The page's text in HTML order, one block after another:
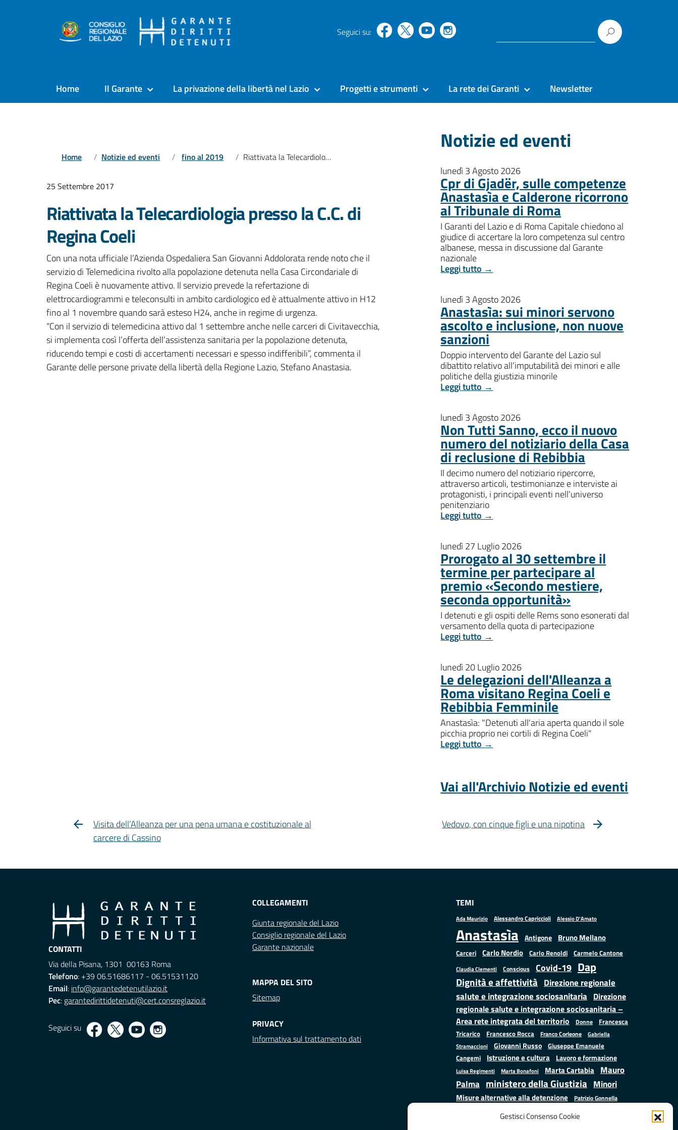
Gestisci Consenso Cookie
Seguici su:
Home Il Garante La privazione della libertà nel Lazio Progetti e strumenti La rete dei Garanti Newsletter
Home Notizie ed eventi fino al 2019 Riattivata la Telecardiologia presso la C.C. di Regina Coeli
25 Settembre 2017
Riattivata la Telecardiologia presso la C.C. di
Regina Coeli
Con una nota ufficiale l’Azienda Ospedaliera San Giovanni Addolorata rende noto che il
servizio di Telemedicina rivolto alla popolazione detenuta nella Casa Circondariale di
Regina Coeli è nuovamente attivo. Il servizio prevede la refertazione di
elettrocardiogrammi e teleconsulti in ambito cardiologico ed è attualmente attivo in H12
fino al 1 novembre quando sarà esteso H24, anche in regime di urgenza.
“Con il servizio di telemedicina attivo dal 1 settembre anche nelle carceri di Civitavecchia,
si implementa così l’offerta dell’assistenza sanitaria per la popolazione detenuta,
riducendo tempi e costi di accertamenti necessari e spesso indifferibili”, commenta il
Garante delle persone private della libertà della Regione Lazio, Stefano Anastasia.
Notizie ed eventi
lunedì 3 Agosto 2026
Cpr di Gjadër, sulle competenze
Anastasìa e Calderone ricorrono
al Tribunale di Roma
I Garanti del Lazio e di Roma Capitale chiedono al
giudice di accertare la loro competenza sul centro
albanese, messa in discussione dal Garante
nazionale
Leggi tutto →
lunedì 3 Agosto 2026
Anastasìa: sui minori servono
ascolto e inclusione, non nuove
sanzioni
Doppio intervento del Garante del Lazio sul
dibattito relativo all’imputabilità dei minori e alle
politiche della giustizia minorile
Leggi tutto →
lunedì 3 Agosto 2026
Non Tutti Sanno, ecco il nuovo
numero del notiziario della Casa
di reclusione di Rebibbia
Il decimo numero del notiziario ripercorre,
attraverso articoli, testimonianze e interviste ai
protagonisti, i principali eventi nell'universo
penitenziario
Leggi tutto →
lunedì 27 Luglio 2026
Prorogato al 30 settembre il
termine per partecipare al
premio «Secondo mestiere,
seconda opportunità»
I detenuti e gli ospiti delle Rems sono esonerati dal
versamento della quota di partecipazione
Leggi tutto →
lunedì 20 Luglio 2026
Le delegazioni dell'Alleanza a
Roma visitano Regina Coeli e
Rebibbia Femminile
Anastasìa: "Detenuti all'aria aperta quando il sole
picchia proprio nei cortili di Regina Coeli"
Leggi tutto →
Vai all'Archivio Notizie ed eventi
Visita dell’Alleanza per una pena umana e costituzionale al
carcere di Cassino
Vedovo, con cinque figli e una nipotina
CONTATTI
Via della Pisana, 1301 00163 Roma
Telefono: +39 06.51686117 - 06.51531120
Email: info@garantedetenutilazio.it
Pec: garantedirittidetenuti@cert.consreglazio.it
Seguici su
COLLEGAMENTI
Giunta regionale del Lazio
Consiglio regionale del Lazio
Garante nazionale
MAPPA DEL SITO
Sitemap
PRIVACY
Informativa sul trattamento dati
TEMI
Ada Maurizio Alessandro Capriccioli Alessio D'Amato
Anastasìa Antigone Bruno Mellano
Carceri Carlo Nordio Carlo Renoldi Carmelo Cantone
Claudia Clementi Conscious Covid-19 Dap
Dignità e affettività Direzione regionale
salute e integrazione sociosanitaria Direzione
regionale salute e integrazione sociosanitaria –
Area rete integrata del territorio
Donne
Francesca
Tricarico
Francesco Rocca Franco Corleone
Gabriella
Stramaccioni
Giovanni Russo Giuseppe Emanuele
Cangemi
Istruzione e cultura Lavoro e formazione
Luisa Regimenti Marta Bonafoni Marta Cartabia Mauro
Palma ministero della Giustizia Minori
Misure alternative alla detenzione Patrizio Gonnella
Samuele Ciambriello